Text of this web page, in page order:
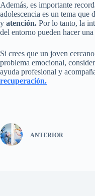
Además, es importante
adolescencia es un tema que
y atención. Por lo tanto, la
del entorno pueden hacer
Si crees que un joven
problema emocional,
ayuda profesional y
recuperación.
ANTERIOR